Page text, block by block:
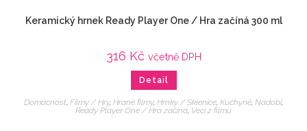
Keramický hrnek Ready Player One / Hra začíná 300 ml
316 Kč včetně DPH
Detail
Domácnost, Filmy / Hry, Hrané filmy, Hrnky / Sklenice, Kuchyně, Nádobí,
Ready Player One / Hra začíná, Veci z filmu